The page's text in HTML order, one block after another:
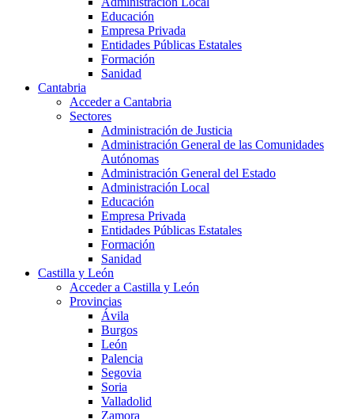
Educación
Empresa Privada
Entidades Públicas Estatales
Formación
Sanidad
Cantabria
Acceder a Cantabria
Sectores
Administración de Justicia
Administración General de las Comunidades
Autónomas
Administración General del Estado
Administración Local
Educación
Empresa Privada
Entidades Públicas Estatales
Formación
Sanidad
Castilla y León
Acceder a Castilla y León
Provincias
Ávila
Burgos
León
Palencia
Segovia
Soria
Valladolid
Zamora